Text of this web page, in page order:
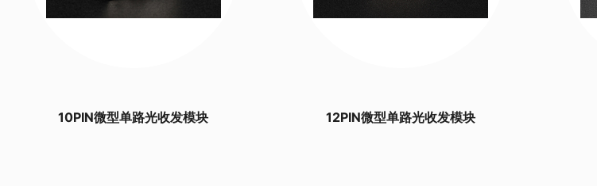
10PIN微型单路光收发模块 12PIN微型单路光收发模块